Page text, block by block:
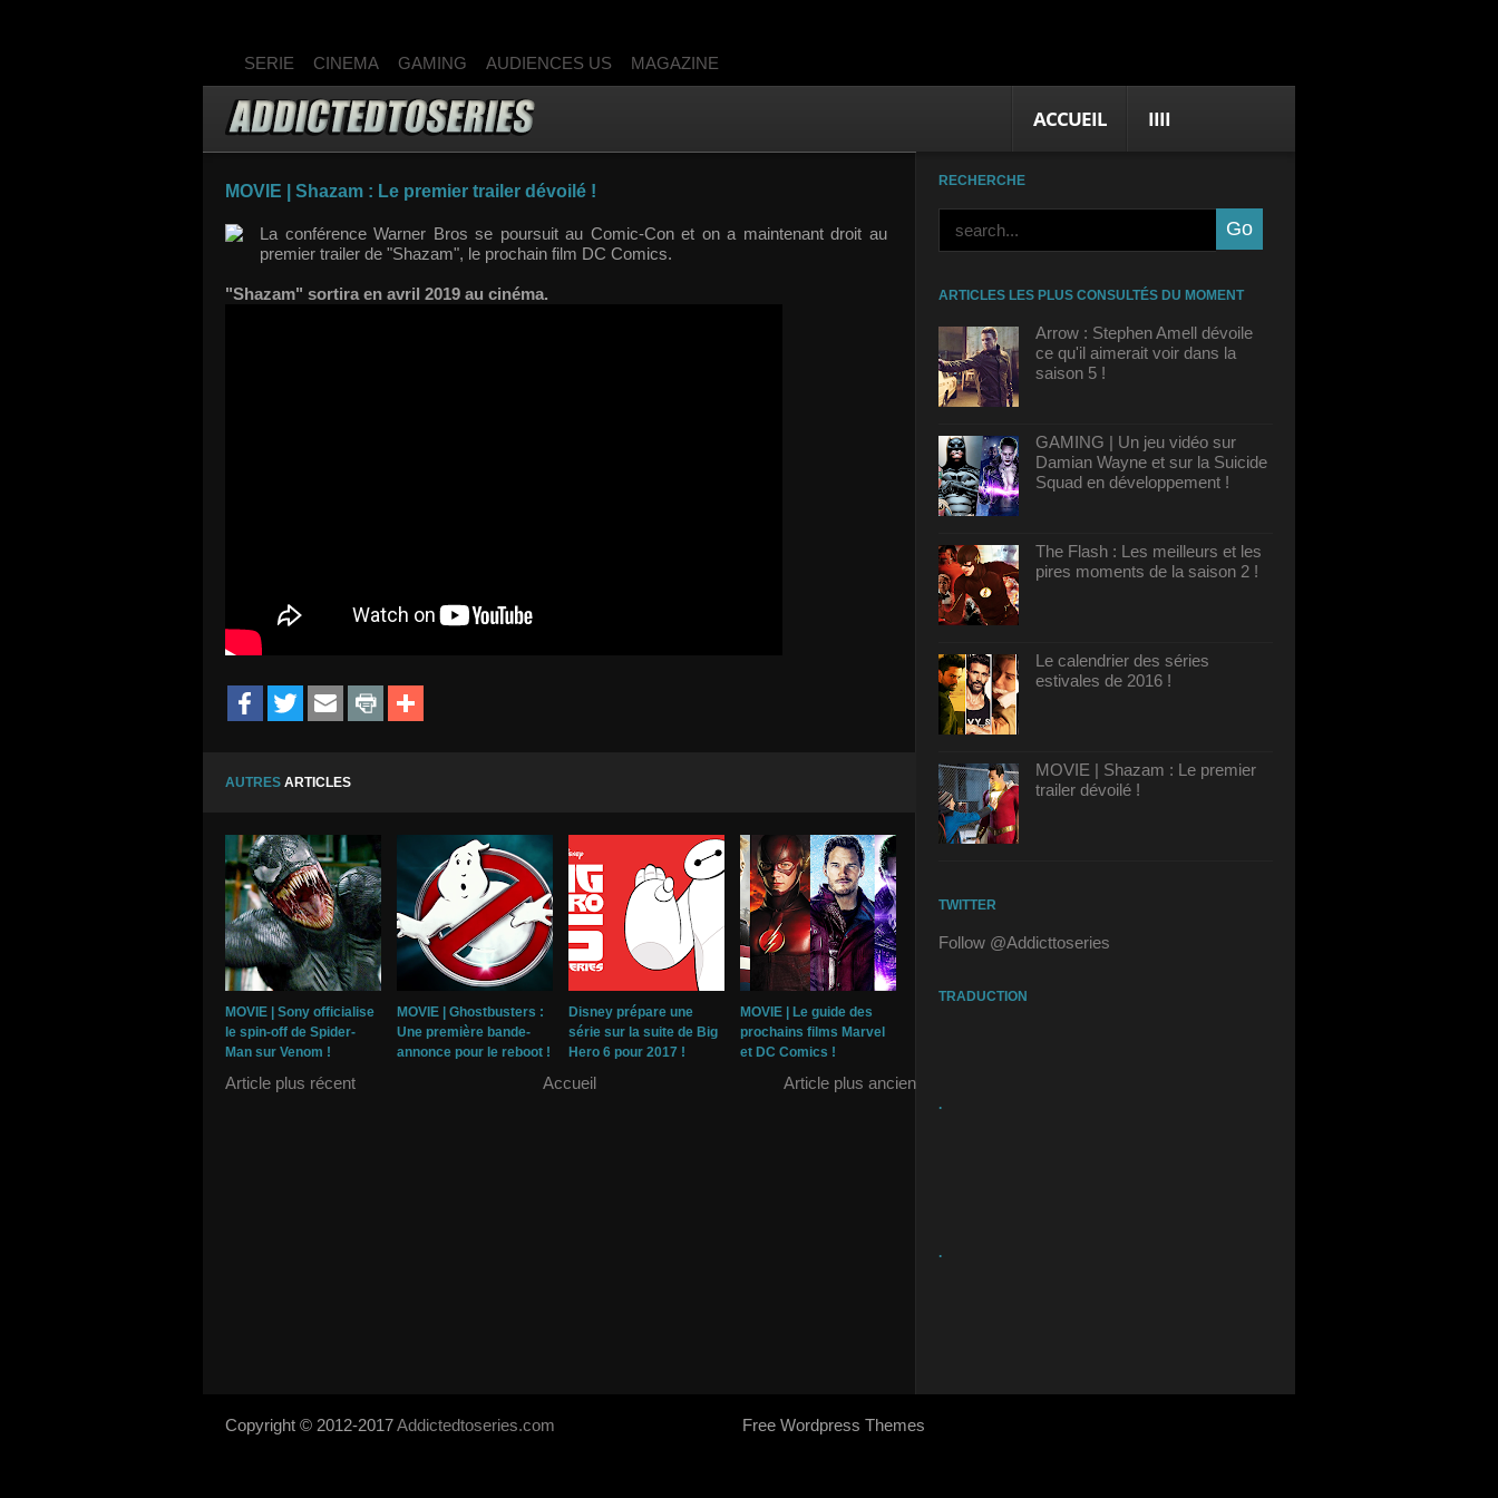
SERIE CINEMA GAMING AUDIENCES US MAGAZINE
ACCUEIL IIII
MOVIE | Shazam : Le premier trailer dévoilé !
La conférence Warner Bros se poursuit au Comic-Con et on a maintenant droit au
premier trailer de "Shazam", le prochain film DC Comics.
"Shazam" sortira en avril 2019 au cinéma.
AUTRES ARTICLES
MOVIE | Sony officialise
le spin-off de Spider-
Man sur Venom !
MOVIE | Ghostbusters :
Une première bande-
annonce pour le reboot !
Disney prépare une
série sur la suite de Big
Hero 6 pour 2017 !
MOVIE | Le guide des
prochains films Marvel
et DC Comics !
Article plus récent Accueil Article plus ancien
RECHERCHE
ARTICLES LES PLUS CONSULTÉS DU MOMENT
Arrow : Stephen Amell dévoile
ce qu'il aimerait voir dans la
saison 5 !
GAMING | Un jeu vidéo sur
Damian Wayne et sur la Suicide
Squad en développement !
The Flash : Les meilleurs et les
pires moments de la saison 2 !
Le calendrier des séries
estivales de 2016 !
MOVIE | Shazam : Le premier
trailer dévoilé !
TWITTER
Follow @Addicttoseries
TRADUCTION
.
.
Copyright © 2012-2017Addictedtoseries.com Free Wordpress Themes